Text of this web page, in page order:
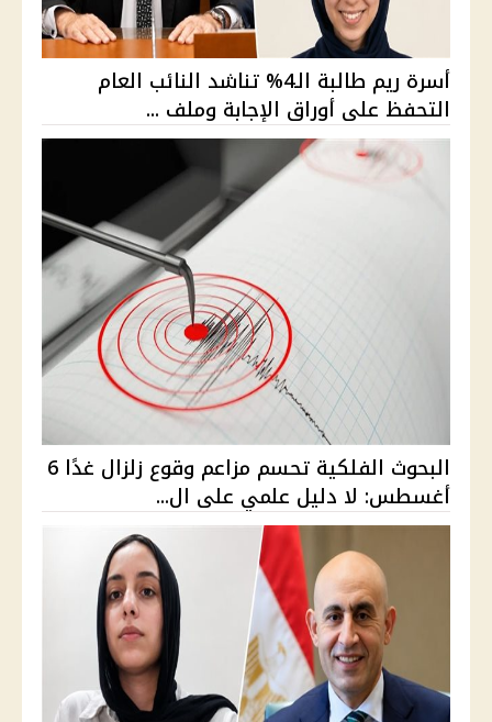
أسرة ريم طالبة الـ4% تناشد النائب العام
التحفظ على أوراق الإجابة وملف ...
البحوث الفلكية تحسم مزاعم وقوع زلزال غدًا 6
أغسطس: لا دليل علمي على ال...